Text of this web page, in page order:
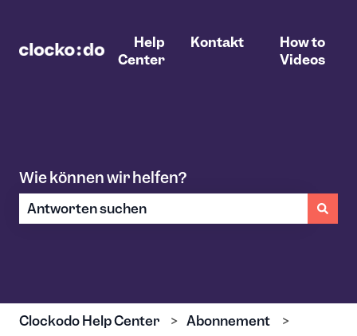
Help
Center
Kontakt
How to
Videos
Wie können wir helfen?
Clockodo Help Center Abonnement